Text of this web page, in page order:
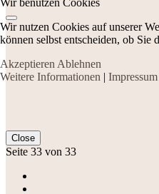
Close
Seite 33 von 33
Wir nutzen Cookies auf unserer
können selbst entscheiden, ob Sie
Akzeptieren Ablehnen
Weitere Informationen | Impressum